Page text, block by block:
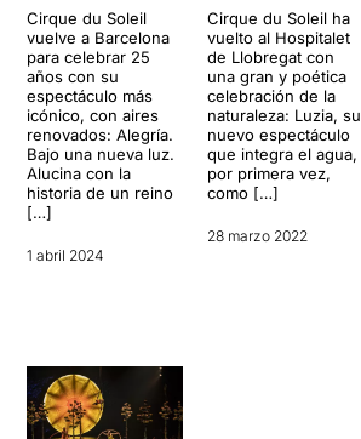
Cirque du Soleil
vuelve a Barcelona
para celebrar 25
años con su
espectáculo más
icónico, con aires
renovados: Alegría.
Bajo una nueva luz.
Alucina con la
historia de un reino
[…]
1 abril 2024
Cirque du Soleil ha
vuelto al Hospitalet
de Llobregat con
una gran y poética
celebración de la
naturaleza: Luzia, su
nuevo espectáculo
que integra el agua,
por primera vez,
como […]
28 marzo 2022